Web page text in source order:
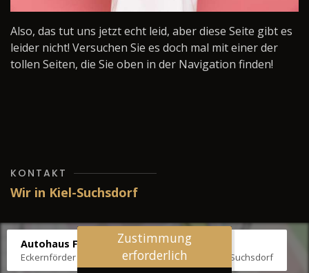
Also, das tut uns jetzt echt leid, aber diese Seite gibt es
leider nicht! Versuchen Sie es doch mal mit einer der
tollen Seiten, die Sie oben in der Navigation finden!
KONTAKT
Wir in Kiel-Suchsdorf
Autohaus Fräter
Eckernförder Str. /Klausbrooker Weg 1, 24107 Kiel-Suchsdorf
Zustimmung
erforderlich